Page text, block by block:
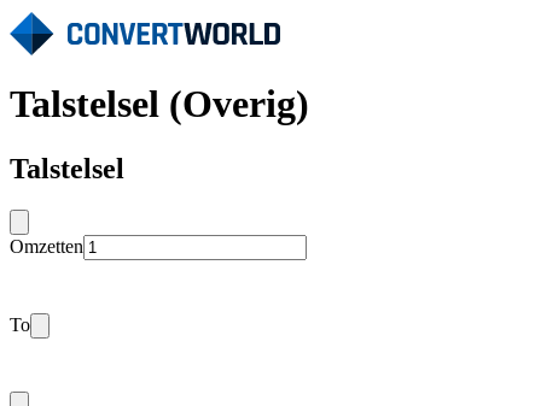
Talstelsel (Overig)
Talstelsel
Omzetten
To